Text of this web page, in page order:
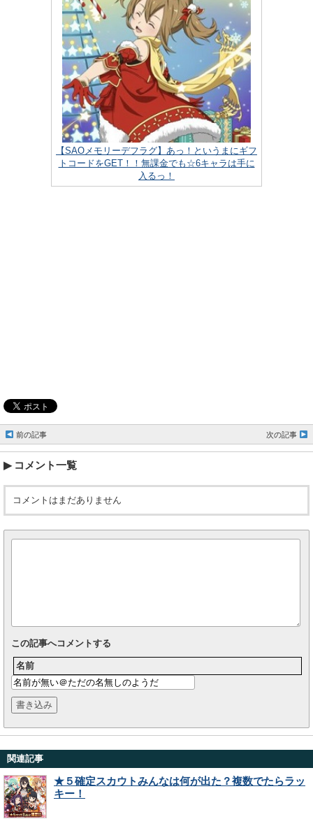
【SAOメモリーデフラグ】あっ！というまにギフ
トコードをGET！！無課金でも☆6キャラは手に
入るっ！
前の記事 次の記事
コメント一覧
コメントはまだありません
この記事へコメントする
名前
関連記事
★５確定スカウトみんなは何が出た？複数でたらラッ
キー！